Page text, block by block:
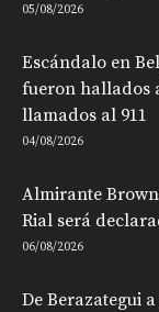
05/08/2026
Escándalo en
fueron hallados
llamados al 911
04/08/2026
Almirante
Rial será
06/08/2026
De Berazategui